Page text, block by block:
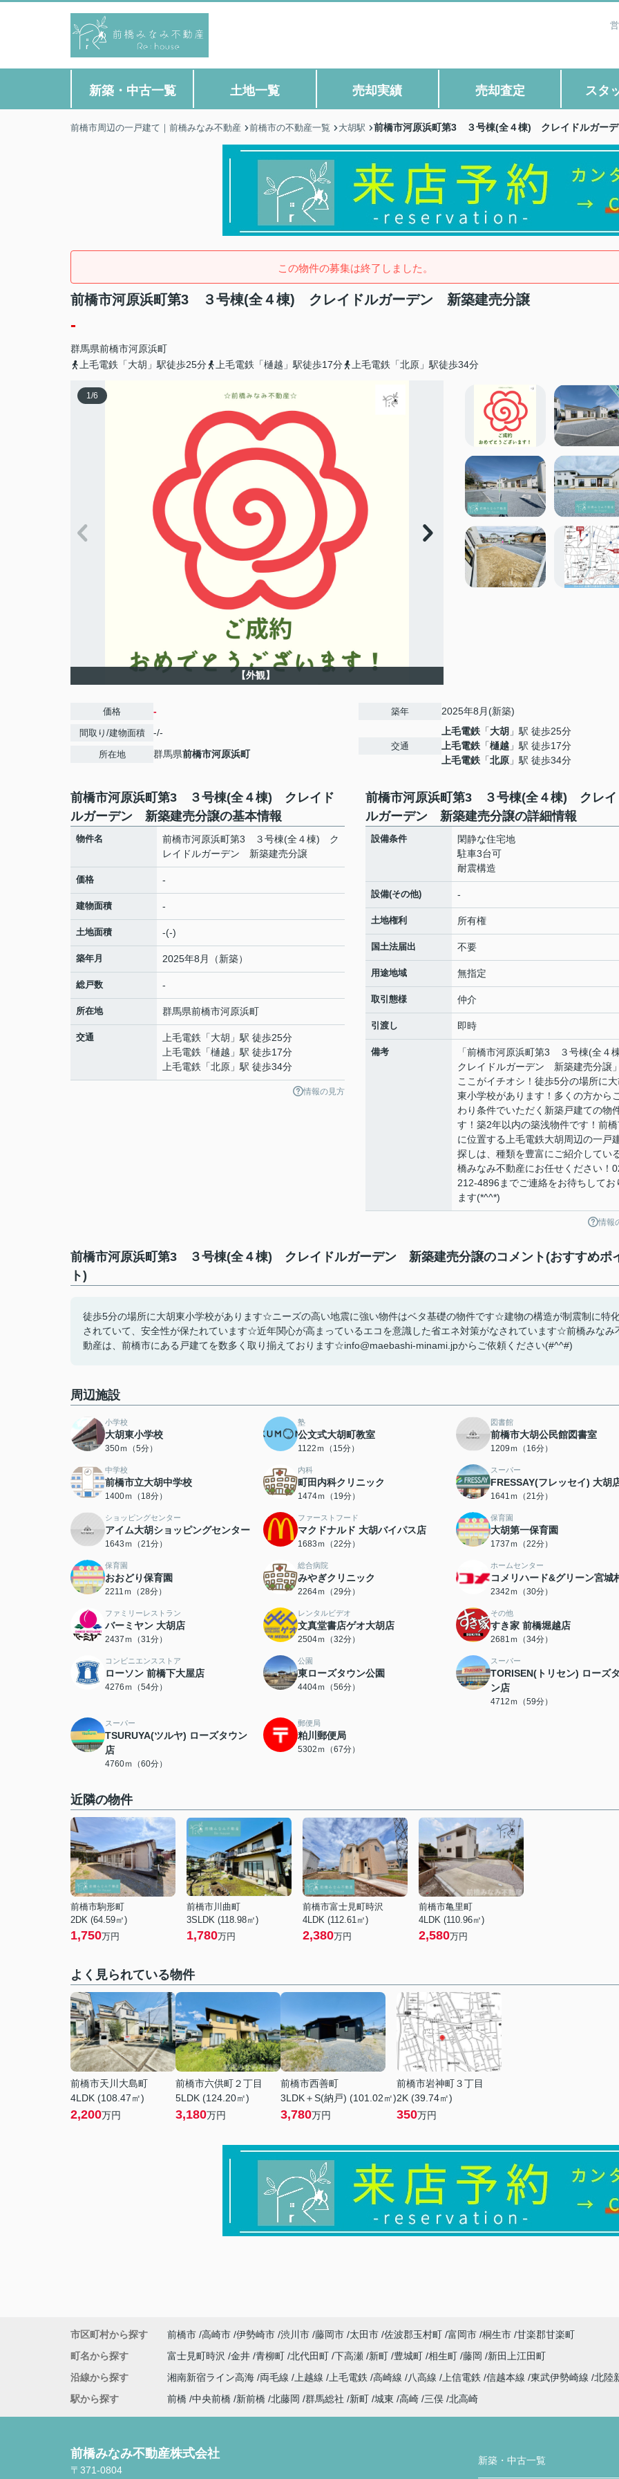
新築・中古一覧 土地一覧 売却実績 売却査定 スタ
前橋市周辺の一戸建て｜前橋みなみ不動産 前橋市の不動産一覧 大胡駅 前橋市河原浜町第3 ３号棟(全４棟) クレイドルガー
この物件の募集は終了しました。
前橋市河原浜町第3 ３号棟(全４棟) クレイドルガーデン 新築建売分譲
-
群馬県前橋市河原浜町
上毛電鉄「大胡」駅徒歩25分
上毛電鉄「樋越」駅徒歩17分 上毛電鉄「北原」駅徒歩34分
1/6
【外観】
価格 -
間取り/建物面積 -/-
所在地 群馬県前橋市河原浜町
築年 2025年8月(新築)
交通
上毛電鉄 「大胡 」駅 徒歩25分
上毛電鉄 「樋越 」駅 徒歩17分
上毛電鉄 「北原 」駅 徒歩34分
前橋市河原浜町第3 ３号棟(全４棟) クレイド
ルガーデン 新築建売分譲の基本情報
物件名
前橋市河原浜町第3 ３号棟(全４棟) ク
レイドルガーデン 新築建売分譲
価格 -
建物面積 -
土地面積 -(-)
築年月 2025年8月（新築）
総戸数 -
所在地 群馬県前橋市河原浜町
交通 上毛電鉄 「大胡 」駅 徒歩25分
上毛電鉄 「樋越 」駅 徒歩17分
上毛電鉄 「北原 」駅 徒歩34分
情報の見方
前橋市河原浜町第3 ３号棟(全４棟) クレイ
ルガーデン 新築建売分譲の詳細情報
設備条件
閑静な住宅地
駐車3台可
耐震構造
設備(その他) -
土地権利 所有権
国土法届出 不要
用途地域 無指定
取引態様 仲介
引渡し 即時
備考
「前橋市河原浜町第3 ３号棟(全
クレイドルガーデン 新築建売分譲
ここがイチオシ！徒歩5分の場所に
東小学校があります！多くの方から
わり条件でいただく新築戸建ての物
す！築2年以内の築浅物件です！前
に位置する上毛電鉄大胡周辺の一戸
探しは、種類を豊富にご紹介してい
橋みなみ不動産にお任せください！
212-4896までご連絡をお待ちしてお
ます(*^^*)
情報
前橋市河原浜町第3 ３号棟(全４棟) クレイドルガーデン 新築建売分譲のコメント(おすすめポ
ト)
徒歩5分の場所に大胡東小学校があります☆ニーズの高い地震に強い物件はベタ基礎の物件です☆建物の構造が制震制に特
されていて、安全性が保たれています☆近年関心が高まっているエコを意識した省エネ対策がなされています☆前橋みなみ
動産は、前橋市にある戸建てを数多く取り揃えております☆info@maebashi-minami.jpからご依頼ください(#^^#)
周辺施設
小学校
大胡東小学校
350ｍ（5分）
塾
公文式大胡町教室
1122ｍ（15分）
図書館
前橋市大胡公民館図書室
1209ｍ（16分）
中学校
前橋市立大胡中学校
1400ｍ（18分）
内科
町田内科クリニック
1474ｍ（19分）
スーパー
FRESSAY(フレッセイ) 大胡
1641ｍ（21分）
ショッピングセンター
アイム大胡ショッピングセンター
1643ｍ（21分）
ファーストフード
マクドナルド 大胡バイパス店
1683ｍ（22分）
保育園
大胡第一保育園
1737ｍ（22分）
保育園
おおどり保育園
2211ｍ（28分）
総合病院
みやぎクリニック
2264ｍ（29分）
ホームセンター
コメリハード&グリーン宮城
2342ｍ（30分）
ファミリーレストラン
バーミヤン 大胡店
2437ｍ（31分）
レンタルビデオ
文真堂書店ゲオ大胡店
2504ｍ（32分）
その他
すき家 前橋堀越店
2681ｍ（34分）
コンビニエンスストア
ローソン 前橋下大屋店
4276ｍ（54分）
公園
東ローズタウン公園
4404ｍ（56分）
スーパー
TORISEN(トリセン) ローズ
ン店
4712ｍ（59分）
スーパー
TSURUYA(ツルヤ) ローズタウン
店
4760ｍ（60分）
郵便局
粕川郵便局
5302ｍ（67分）
近隣の物件
前橋市駒形町
2DK (64.59㎡)
1,750万円
前橋市川曲町
3SLDK (118.98㎡)
1,780万円
前橋市富士見町時沢
4LDK (112.61㎡)
2,380万円
前橋市亀里町
4LDK (110.96㎡)
2,580万円
よく見られている物件
前橋市天川大島町
4LDK (108.47㎡)
2,200万円
前橋市六供町２丁目
5LDK (124.20㎡)
3,180万円
前橋市西善町
3LDK＋S(納戸) (101.02㎡)
3,780万円
前橋市岩神町３丁目
2K (39.74㎡)
350万円
市区町村から探す 前橋市 高崎市 伊勢崎市 渋川市 藤岡市 太田市 佐波郡玉村町 富岡市 桐生市 甘楽郡甘楽町
町名から探す
富士見町時沢 金井 青柳町 北代田町 下高瀬 新町 豊城町 相生町 藤岡
新田上江田町
沿線から探す
湘南新宿ライン高海 両毛線 上越線 上毛電鉄 高崎線 八高線 上信電鉄 信越本線 東武伊勢崎線 北陸
駅から探す
前橋 中央前橋 新前橋 北藤岡 群馬総社 新町 城東 高崎 三俣 北高崎
前橋みなみ不動産株式会社
〒371-0804
新築・中古一覧